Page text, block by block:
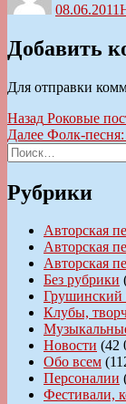
08.06.2011
Добавить
Для отправки
Навигация
по
записям
Назад Предыдущая
запись:
Роковые
Далее Следующая
Фолк-песня:
Искать:
Рубрики
Авторская
Авторская
Авторская
Без рубрики
Грушинский
Клубы,
Новости (42
Обо всем
Персоналии
Фестивали,